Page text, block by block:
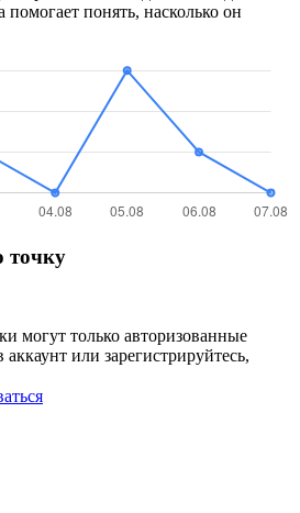
понять, насколько он
точку
могут только авторизованные
или зарегистрируйтесь,